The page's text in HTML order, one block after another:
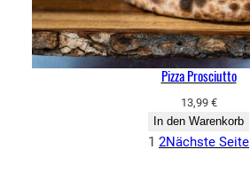
Pizza Prosciutto
13,99 €
In den Warenkorb
1 2Nächste Seite